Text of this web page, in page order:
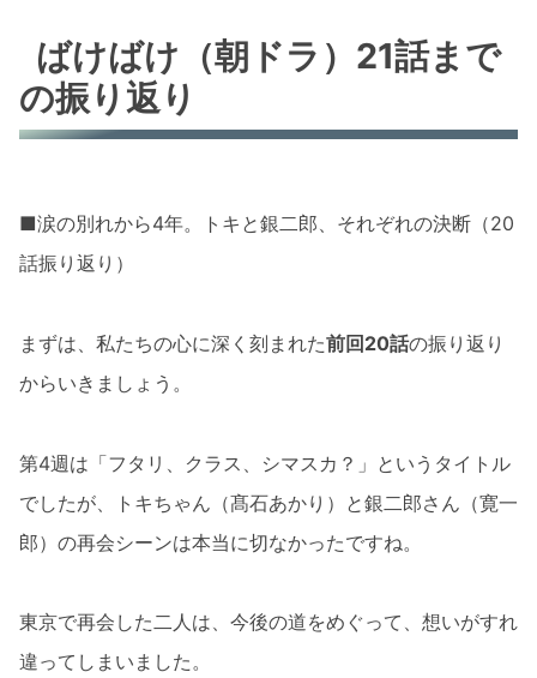
ばけばけ（朝ドラ）21話まで
の振り返り
■涙の別れから4年。トキと銀二郎、それぞれの決断（20
話振り返り）
まずは、私たちの心に深く刻まれた前回20話の振り返り
からいきましょう。
第4週は「フタリ、クラス、シマスカ？」というタイトル
でしたが、トキちゃん（髙石あかり）と銀二郎さん（寛一
郎）の再会シーンは本当に切なかったですね。
東京で再会した二人は、今後の道をめぐって、想いがすれ
違ってしまいました。